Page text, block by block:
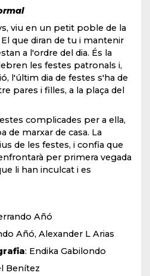
viu en un petit poble de la
que diran de tu i mantenir
a l'ordre del dia. És la
les festes patronals i,
l'últim dia de festes s'ha de
pares i filles, a la plaça del
complicades per a ella,
de marxar de casa. La
de les festes, i confia que
per primera vegada
li han inculcat i es
Añó
Añó, Alexander L Arias
: Endika Gabilondo
Benítez